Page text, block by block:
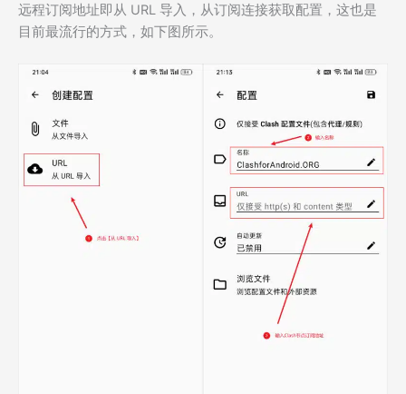
远程订阅地址即从 URL 导入，从订阅连接获取配置，这也是
目前最流行的方式，如下图所示。